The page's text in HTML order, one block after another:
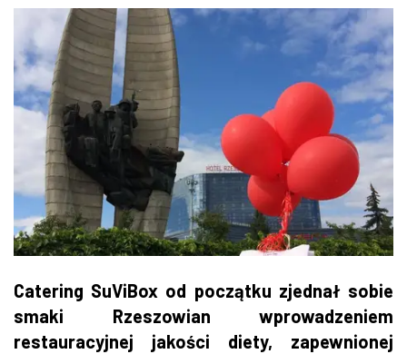
Catering SuViBox od początku zjednał sobie
smaki Rzeszowian wprowadzeniem
restauracyjnej jakości diety, zapewnionej